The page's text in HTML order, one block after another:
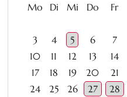
Mo ntag
Dienstag
Mittwoch
Do Fr
3
4 5 6 7
10
11 12 13 14
17
18 19 20 21
24
25 26 27 28